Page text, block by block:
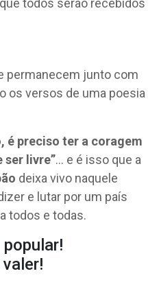
todos serão recebidos
permanecem junto com
os versos de uma poesia
é preciso ter a coragem
ser livre”… e é isso que a
deixa vivo naquele
e lutar por um país
todos e todas.